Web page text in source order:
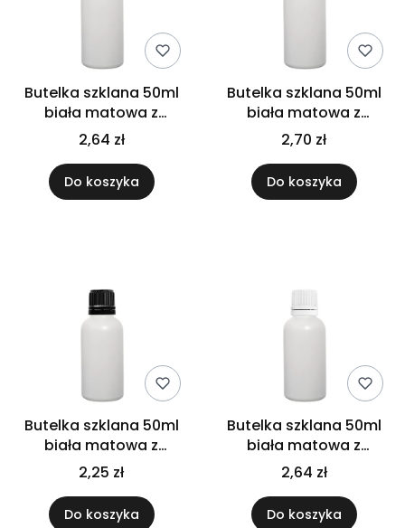
Butelka szklana 50ml
biała matowa z
kroplomierzem
czarnym
2,64 zł
Do koszyka
Butelka szklana 50ml
biała matowa z
nakrętką aluminiową
2,70 zł
Do koszyka
Butelka szklana 50ml
biała matowa z
nakrętką czarną
2,25 zł
Do koszyka
Butelka szklana 50ml
biała matowa z
nakrętką plastikową
2,64 zł
Do koszyka